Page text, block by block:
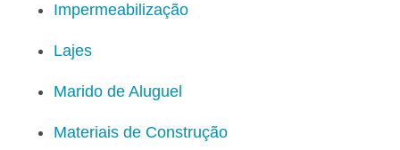
Impermeabilização
Lajes
Marido de Aluguel
Materiais de Construção